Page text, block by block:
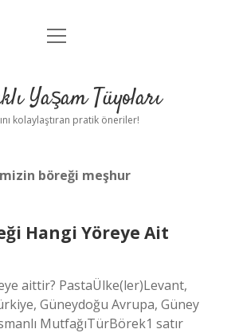
Anasayfa
Yasal Uyarı
menüyü
Yaşam Tüyoları
kolaylaştıran pratik öneriler!
böreği meşhur
Hangi Yöreye Ait
aittir? PastaÜlke(ler)Levant,
Güneydoğu Avrupa, Güney
MutfağıTürBörek1 satır